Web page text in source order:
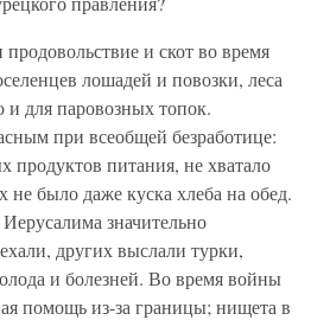
и скот во время
лошадей и повозки, леса
для паровозных топок.
при всеобщей безработице:
продуктов питания, не хватало
было даже куска хлеба на обед.
значительно
других выслали турки,
и болезней. Во время войны
помощь из-за границы; нищета в